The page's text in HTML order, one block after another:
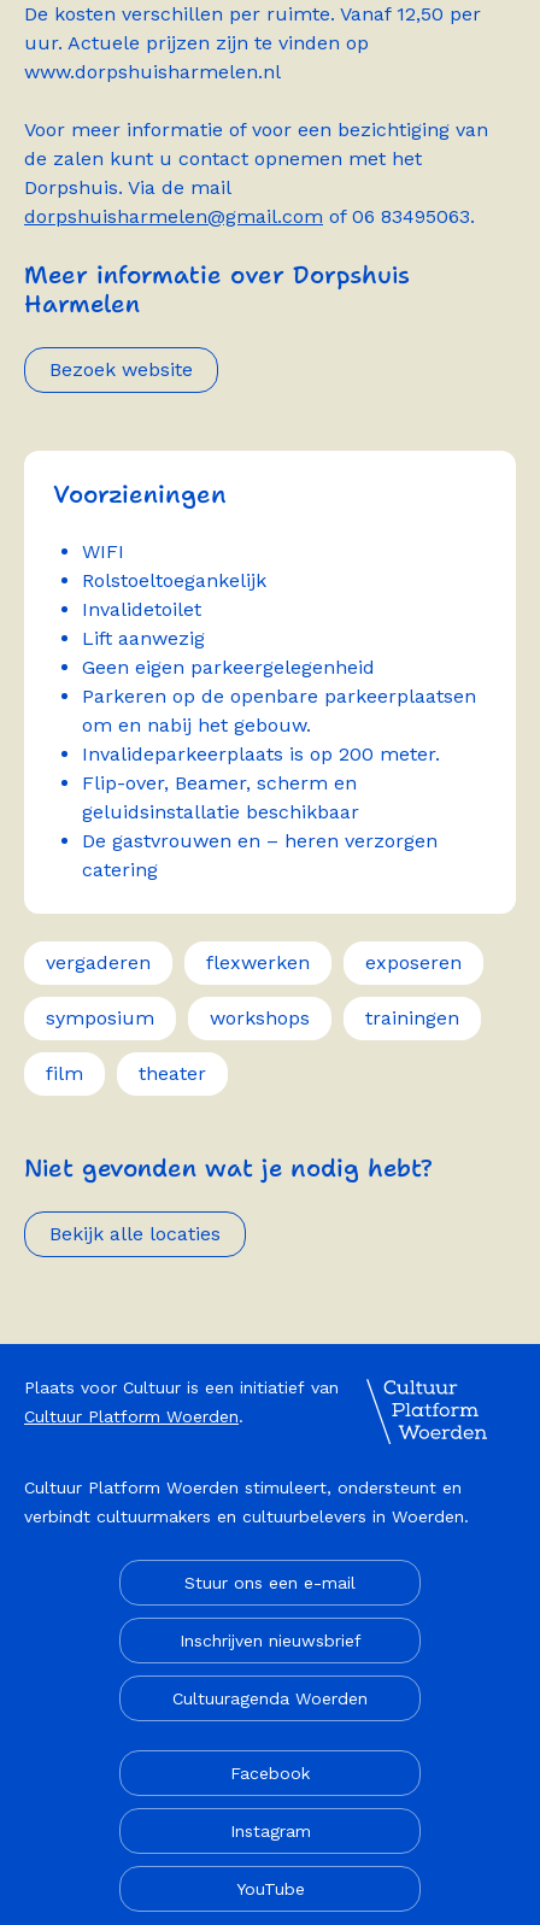
De kosten verschillen per ruimte. Vanaf 12,50 per
uur. Actuele prijzen zijn te vinden op
www.dorpshuisharmelen.nl
Voor meer informatie of voor een bezichtiging van
de zalen kunt u contact opnemen met het
Dorpshuis. Via de mail
dorpshuisharmelen@gmail.com of 06 83495063.
Meer informatie over Dorpshuis
Harmelen
Bezoek website
Voorzieningen
WIFI
Rolstoeltoegankelijk
Invalidetoilet
Lift aanwezig
Geen eigen parkeergelegenheid
Parkeren op de openbare parkeerplaatsen
om en nabij het gebouw.
Invalideparkeerplaats is op 200 meter.
Flip-over, Beamer, scherm en
geluidsinstallatie beschikbaar
De gastvrouwen en – heren verzorgen
catering
vergaderen flexwerken exposeren
symposium workshops trainingen
film theater
Niet gevonden wat je nodig hebt?
Bekijk alle locaties
Plaats voor Cultuur is een initiatief van
Cultuur Platform Woerden.
Cultuur Platform Woerden stimuleert, ondersteunt en
verbindt cultuurmakers en cultuurbelevers in Woerden.
Stuur ons een e-mail
Inschrijven nieuwsbrief
Cultuuragenda Woerden
Facebook
Instagram
YouTube